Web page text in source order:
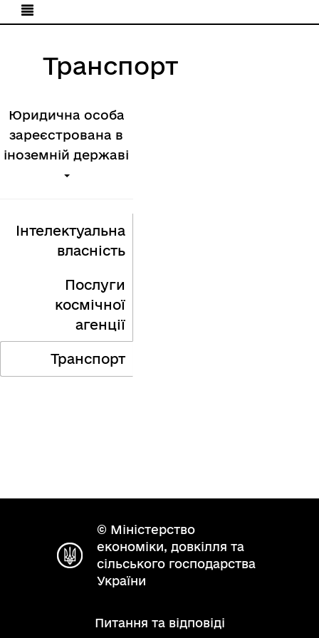
Транспорт
Юридична особа
зареєстрована в
іноземній державі
Інтелектуальна
власність
Послуги
космічної
агенції
Транспорт
© Міністерство
економіки, довкілля та
сільського господарства
України
Питання та відповіді